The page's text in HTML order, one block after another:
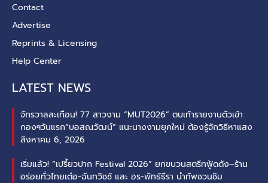
Contact
Advertise
Reprints & Licensing
Help Center
LATEST NEWS
จักรวาลสะเทือน! 77 สาวงาม “MUT2026” ตบเท้ารายงานตัวเข้า
กองฯวันแรก“บอสณวัฒน์” แนะนางงามยุคใหม่ ต้องรู้จักวิธีหาแสง
สิงหาคม 6, 2026
เริ่มแล้ว! “เปรี้ยวปาก Festival 2026” ยกขบวนสตรีทฟู้ดดัง–ร้าน
อร่อยทั่วไทยเต๋อ-ฉันทวิชช์ และ อร-พัทธ์ธีรา นำทัพชวนชิม